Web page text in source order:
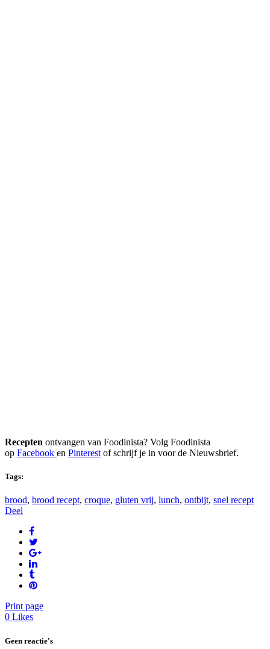
Recepten ontvangen van Foodinista? Volg Foodinista
op Facebook en Pinterest of schrijf je in voor de Nieuwsbrief.
Tags:
brood, brood recept, croque, gluten vrij, lunch, ontbijt, snel recept
Deel
Print page
0 Likes
Geen reactie's